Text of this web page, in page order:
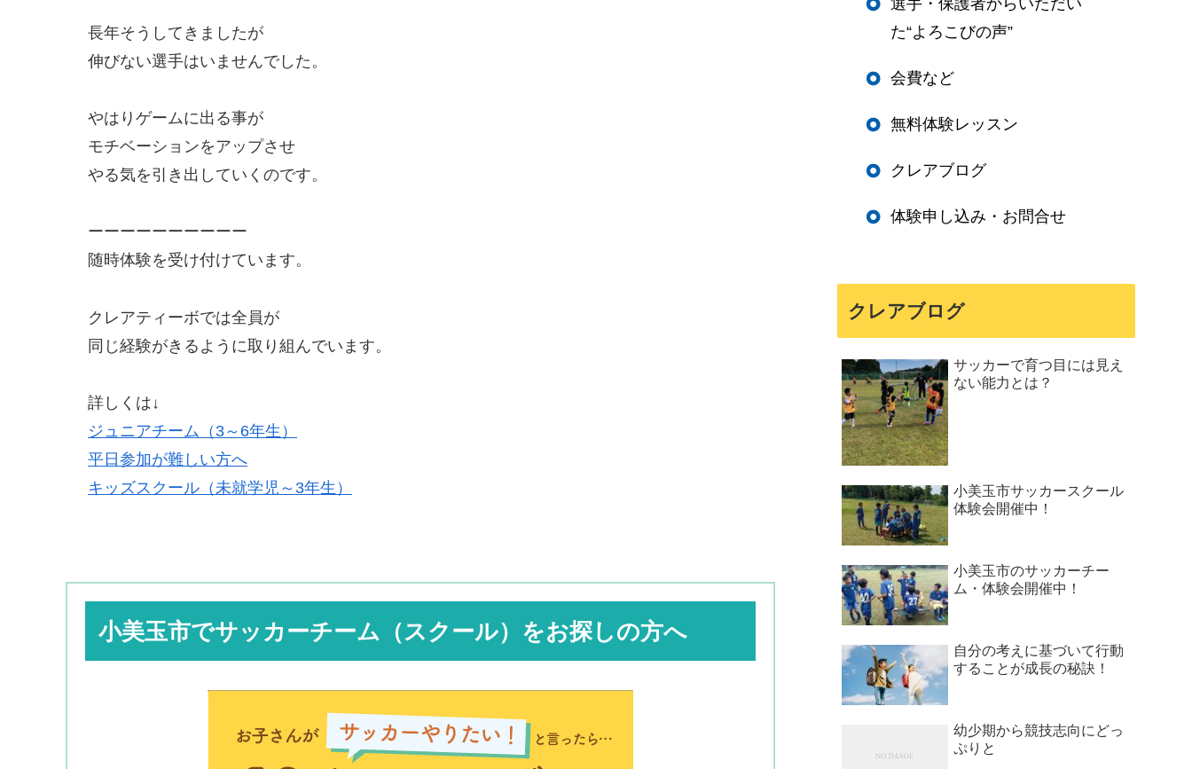
長年そうしてきましたが
伸びない選手はいませんでした。
やはりゲームに出る事が
モチベーションをアップさせ
やる気を引き出していくのです。
ーーーーーーーーーー
随時体験を受け付けています。
クレアティーボでは全員が
同じ経験がきるように取り組んでいます。
詳しくは↓
ジュニアチーム（3～6年生）
平日参加が難しい方へ
キッズスクール（未就学児～3年生）
小美玉市でサッカーチーム（スクール）をお探しの方へ
選手・保護者からいただい
た“よろこびの声”
会費など
無料体験レッスン
クレアブログ
体験申し込み・お問合せ
クレアブログ
サッカーで育つ目には見え
ない能力とは？
小美玉市サッカースクール
体験会開催中！
小美玉市のサッカーチー
ム・体験会開催中！
自分の考えに基づいて行動
することが成長の秘訣！
幼少期から競技志向にどっ
ぷりと